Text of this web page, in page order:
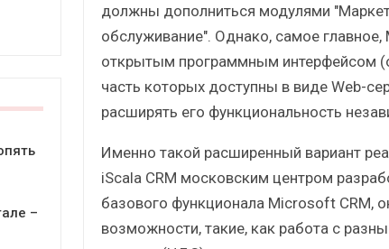
должны дополниться модулями
обслуживание". Однако, самое
открытым программным интерфейсом
часть которых доступны в виде Web-
расширять его функциональность
Именно такой расширенный вариант
iScala CRM московским центром
базового функционала Microsoft CRM,
возможности, такие, как работа с
–